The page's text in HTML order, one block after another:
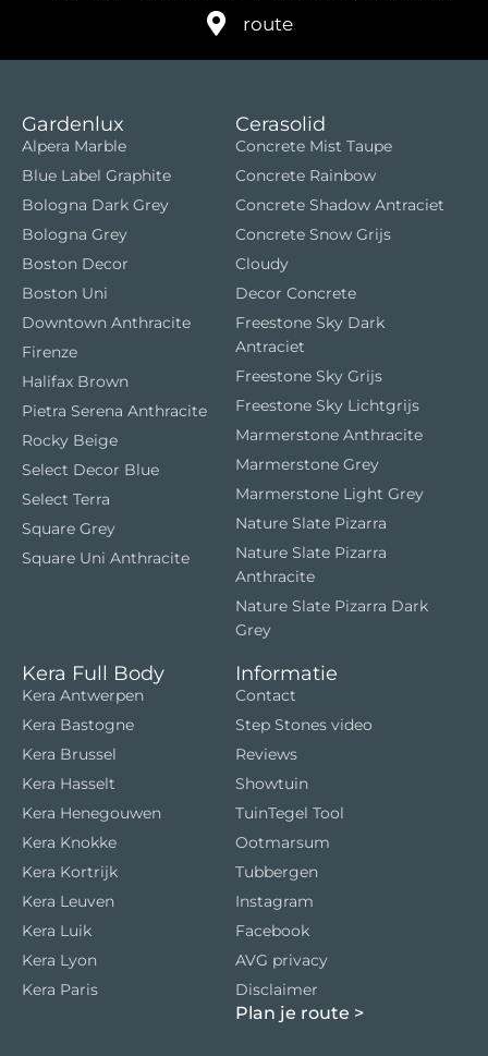
route
Gardenlux
Alpera Marble
Blue Label Graphite
Bologna Dark Grey
Bologna Grey
Boston Decor
Boston Uni
Downtown Anthracite
Firenze
Halifax Brown
Pietra Serena Anthracite
Rocky Beige
Select Decor Blue
Select Terra
Square Grey
Square Uni Anthracite
Cerasolid
Concrete Mist Taupe
Concrete Rainbow
Concrete Shadow Antraciet
Concrete Snow Grijs
Cloudy
Decor Concrete
Freestone Sky Dark
Antraciet
Freestone Sky Grijs
Freestone Sky Lichtgrijs
Marmerstone Anthracite
Marmerstone Grey
Marmerstone Light Grey
Nature Slate Pizarra
Nature Slate Pizarra
Anthracite
Nature Slate Pizarra Dark
Grey
Kera Full Body
Kera Antwerpen
Kera Bastogne
Kera Brussel
Kera Hasselt
Kera Henegouwen
Kera Knokke
Kera Kortrijk
Kera Leuven
Kera Luik
Kera Lyon
Kera Paris
Informatie
Contact
Step Stones video
Reviews
Showtuin
TuinTegel Tool
Ootmarsum
Tubbergen
Instagram
Facebook
AVG privacy
Disclaimer
Plan je route >